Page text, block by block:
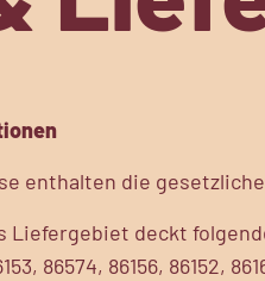
enthalten die
deckt folgende
86574, 86156, 86152,